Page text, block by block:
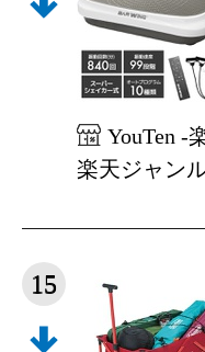
YouTen -
楽天ジャン
15